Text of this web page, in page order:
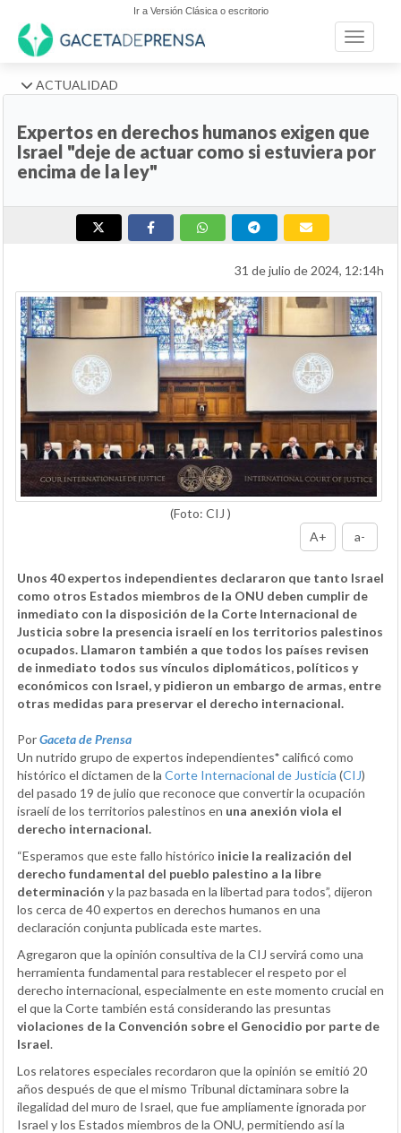
Ir a Versión Clásica o escritorio
Toggle
ACTUALIDAD
Expertos en derechos humanos exigen que
Israel "deje de actuar como si estuviera por
encima de la ley"
31 de julio de 2024, 12:14h
(Foto: CIJ )
A+
a-
Unos 40 expertos independientes declararon que tanto Israel
como otros Estados miembros de la ONU deben cumplir de
inmediato con la disposición de la Corte Internacional de
Justicia sobre la presencia israelí en los territorios palestinos
ocupados. Llamaron también a que todos los países revisen
de inmediato todos sus vínculos diplomáticos, políticos y
económicos con Israel, y pidieron un embargo de armas, entre
otras medidas para preservar el derecho internacional.
PorGaceta de Prensa
Un nutrido grupo de expertos independientes*calificó como
histórico el dictamen de la Corte Internacional de Justicia (CIJ)
del pasado 19 de julio que reconoce que convertir la ocupación
israelí de los territorios palestinos en una anexión viola el
derecho internacional.
“Esperamos que este fallo histórico inicie la realización del
derecho fundamental del pueblo palestino a la libre
determinación y la paz basada en la libertad para todos”, dijeron
los cerca de 40 expertos en derechos humanos en una
declaración conjunta publicada este martes.
Agregaron que la opinión consultiva de la CIJ servirá como una
herramienta fundamental para restablecer el respeto por el
derecho internacional, especialmente en este momento crucial en
el que la Corte también está considerando las presuntas
violaciones de la Convención sobre el Genocidio por parte de
Israel.
Los relatores especiales recordaron que la opinión se emitió 20
años después de que el mismo Tribunal dictaminara sobre la
ilegalidad del muro de Israel, que fue ampliamente ignorada por
Israel y los Estados miembros de la ONU, permitiendo así la